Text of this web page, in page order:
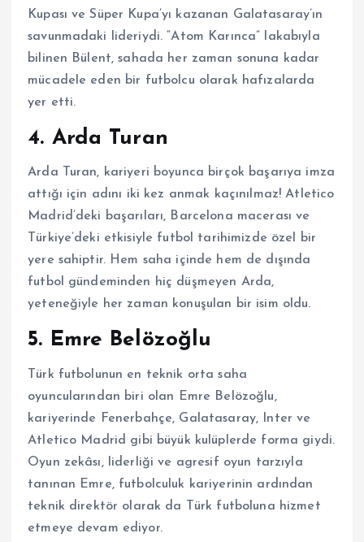
Kupası ve Süper Kupa’yı kazanan Galatasaray’ın
savunmadaki lideriydi. “Atom Karınca” lakabıyla
bilinen Bülent, sahada her zaman sonuna kadar
mücadele eden bir futbolcu olarak hafızalarda
yer etti.
4. Arda Turan
Arda Turan, kariyeri boyunca birçok başarıya imza
attığı için adını iki kez anmak kaçınılmaz! Atletico
Madrid’deki başarıları, Barcelona macerası ve
Türkiye’deki etkisiyle futbol tarihimizde özel bir
yere sahiptir. Hem saha içinde hem de dışında
futbol gündeminden hiç düşmeyen Arda,
yeteneğiyle her zaman konuşulan bir isim oldu.
5. Emre Belözoğlu
Türk futbolunun en teknik orta saha
oyuncularından biri olan Emre Belözoğlu,
kariyerinde Fenerbahçe, Galatasaray, Inter ve
Atletico Madrid gibi büyük kulüplerde forma giydi.
Oyun zekâsı, liderliği ve agresif oyun tarzıyla
tanınan Emre, futbolculuk kariyerinin ardından
teknik direktör olarak da Türk futboluna hizmet
etmeye devam ediyor.